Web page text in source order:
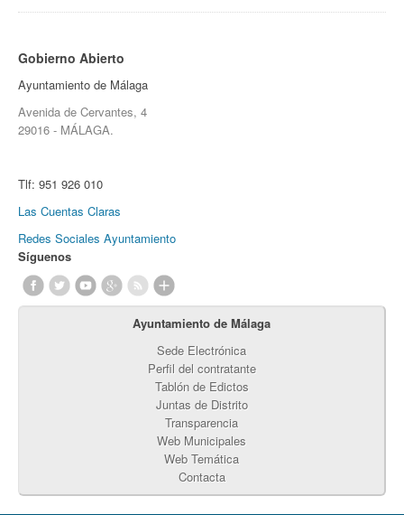
Gobierno Abierto
Ayuntamiento de Málaga
Avenida de Cervantes, 4
29016 - MÁLAGA.
Tlf: 951 926 010
Las Cuentas Claras
Redes Sociales Ayuntamiento
Síguenos
Ayuntamiento de Málaga
Sede Electrónica
Perfil del contratante
Tablón de Edictos
Juntas de Distrito
Transparencia
Web Municipales
Web Temática
Contacta